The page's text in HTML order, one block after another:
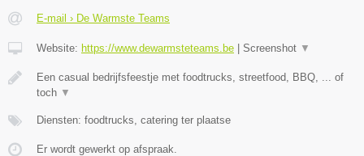
E-mail › De Warmste Teams
Website: https://www.dewarmsteteams.be | Screenshot ▼
Een casual bedrijfsfeestje met foodtrucks, streetfood, BBQ, ... of
toch ▼
Diensten: foodtrucks, catering ter plaatse
Er wordt gewerkt op afspraak.